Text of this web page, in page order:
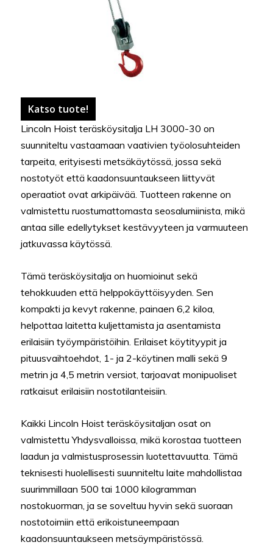
Katso tuote!
Lincoln Hoist teräsköysitalja LH 3000-30 on
suunniteltu vastaamaan vaativien työolosuhteiden
tarpeita, erityisesti metsäkäytössä, jossa sekä
nostotyöt että kaadonsuuntaukseen liittyvät
operaatiot ovat arkipäivää. Tuotteen rakenne on
valmistettu ruostumattomasta seosalumiinista, mikä
antaa sille edellytykset kestävyyteen ja varmuuteen
jatkuvassa käytössä.
Tämä teräsköysitalja on huomioinut sekä
tehokkuuden että helppokäyttöisyyden. Sen
kompakti ja kevyt rakenne, painaen 6,2 kiloa,
helpottaa laitetta kuljettamista ja asentamista
erilaisiin työympäristöihin. Erilaiset köytityypit ja
pituusvaihtoehdot, 1- ja 2-köytinen malli sekä 9
metrin ja 4,5 metrin versiot, tarjoavat monipuoliset
ratkaisut erilaisiin nostotilanteisiin.
Kaikki Lincoln Hoist teräsköysitaljan osat on
valmistettu Yhdysvalloissa, mikä korostaa tuotteen
laadun ja valmistusprosessin luotettavuutta. Tämä
teknisesti huolellisesti suunniteltu laite mahdollistaa
suurimmillaan 500 tai 1000 kilogramman
nostokuorman, ja se soveltuu hyvin sekä suoraan
nostotoimiin että erikoistuneempaan
kaadonsuuntaukseen metsäympäristössä.